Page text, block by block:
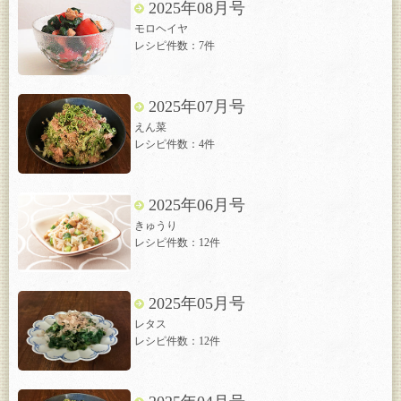
2025年08月号
モロヘイヤ
レシピ件数：7件
2025年07月号
えん菜
レシピ件数：4件
2025年06月号
きゅうり
レシピ件数：12件
2025年05月号
レタス
レシピ件数：12件